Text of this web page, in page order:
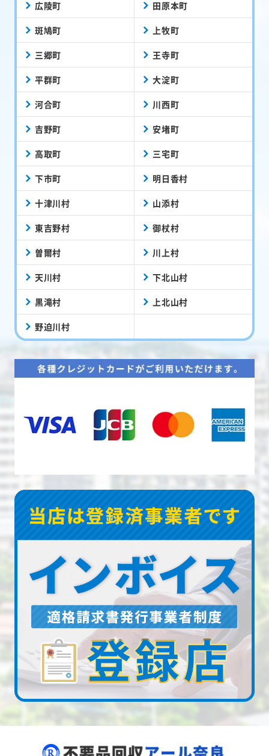
広陵町 田原本町
斑鳩町 上牧町
三郷町 王寺町
平群町 大淀町
河合町 川西町
吉野町 安堵町
高取町 三宅町
下市町 明日香村
十津川村 山添村
東吉野村 御杖村
曽爾村 川上村
天川村 下北山村
黒滝村 上北山村
野迫川村